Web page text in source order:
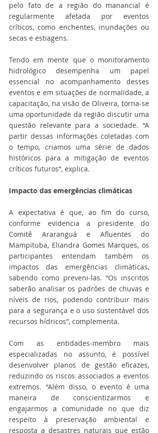
pelo fato de a região do manancial é
regularmente afetada por eventos
críticos, como enchentes, inundações ou
secas e estiagens.
Tendo em mente que o monitoramento
hidrológico desempenha um papel
essencial no acompanhamento desses
eventos e em situações de normalidade, a
capacitação, na visão de Oliveira, torna-se
uma oportunidade da região discutir uma
questão relevante para a sociedade. “A
partir dessas informações coletadas com
o tempo, criamos uma série de dados
históricos para a mitigação de eventos
críticos futuros”, explica.
Impacto das emergências climáticas
A expectativa é que, ao fim do curso,
conforme evidencia a presidente do
Comitê Araranguá e Afluentes do
Mampituba, Eliandra Gomes Marques, os
participantes entendam também os
impactos das emergências climáticas,
sabendo como preveni-las. “Os inscritos
saberão analisar os padrões de chuvas e
níveis de rios, podendo contribuir mais
para a segurança e o uso sustentável dos
recursos hídricos”, complementa.
Com as entidades-membro mais
especializadas no assunto, é possível
desenvolver planos de gestão eficazes,
reduzindo os riscos associados a eventos
extremos. “Além disso, o evento é uma
maneira de conscientizarmos e
engajarmos a comunidade no que diz
respeito à preservação ambiental e
resposta a desastres naturais que estão